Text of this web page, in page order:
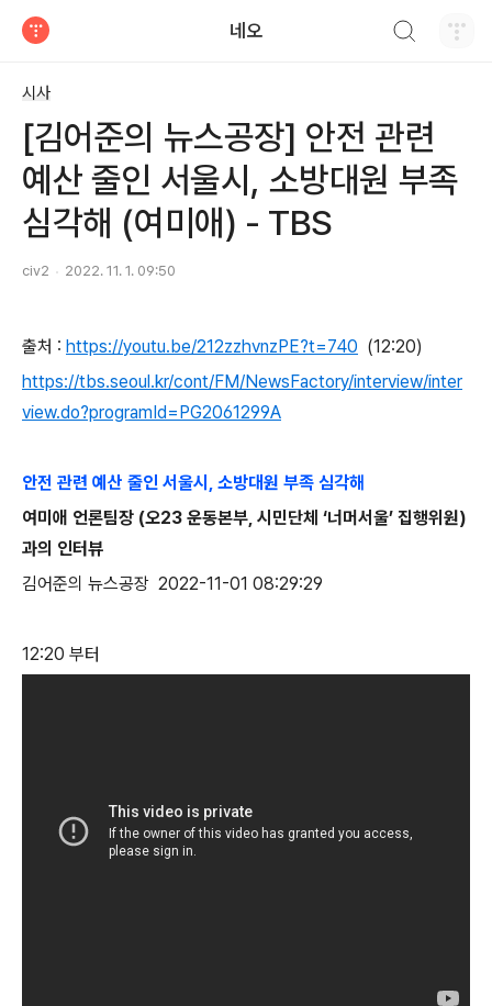
네오
시사
[김어준의 뉴스공장] 안전 관련
예산 줄인 서울시, 소방대원 부족
심각해 (여미애) - TBS
civ2 2022. 11. 1. 09:50
출처 : https://youtu.be/212zzhvnzPE?t=740 (12:20)
https://tbs.seoul.kr/cont/FM/NewsFactory/interview/inter
view.do?programId=PG2061299A
안전 관련 예산 줄인 서울시, 소방대원 부족 심각해
여미애 언론팀장 (오23 운동본부, 시민단체 ‘너머서울’ 집행위원)
과의 인터뷰
김어준의 뉴스공장 2022-11-01 08:29:29
12:20 부터